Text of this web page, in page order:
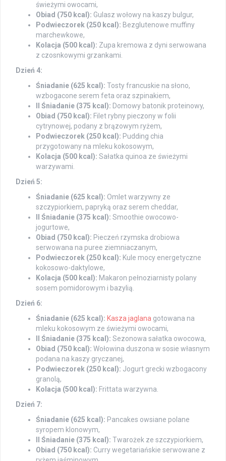
świeżymi owocami,
Obiad (750 kcal): Gulasz wołowy na kaszy bulgur,
Podwieczorek (250 kcal): Bezglutenowe muffiny
marchewkowe,
Kolacja (500 kcal): Zupa kremowa z dyni serwowana
z czosnkowymi grzankami.
Dzień 4:
Śniadanie (625 kcal): Tosty francuskie na słono,
wzbogacone serem feta oraz szpinakiem,
II Śniadanie (375 kcal): Domowy batonik proteinowy,
Obiad (750 kcal): Filet rybny pieczony w folii
cytrynowej, podany z brązowym ryżem,
Podwieczorek (250 kcal): Pudding chia
przygotowany na mleku kokosowym,
Kolacja (500 kcal): Sałatka quinoa ze świeżymi
warzywami.
Dzień 5:
Śniadanie (625 kcal): Omlet warzywny ze
szczypiorkiem, papryką oraz serem cheddar,
II Śniadanie (375 kcal): Smoothie owocowo-
jogurtowe,
Obiad (750 kcal): Pieczeń rzymska drobiowa
serwowana na puree ziemniaczanym,
Podwieczorek (250 kcal): Kule mocy energetyczne
kokosowo-daktylowe,
Kolacja (500 kcal): Makaron pełnoziarnisty polany
sosem pomidorowym i bazylią.
Dzień 6:
Śniadanie (625 kcal): Kasza jaglana gotowana na
mleku kokosowym ze świeżymi owocami,
II Śniadanie (375 kcal): Sezonowa sałatka owocowa,
Obiad (750 kcal): Wołowina duszona w sosie własnym
podana na kaszy gryczanej,
Podwieczorek (250 kcal): Jogurt grecki wzbogacony
granolą,
Kolacja (500 kcal): Frittata warzywna.
Dzień 7:
Śniadanie (625 kcal): Pancakes owsiane polane
syropem klonowym,
II Śniadanie (375 kcal): Twarożek ze szczypiorkiem,
Obiad (750 kcal): Curry wegetariańskie serwowane z